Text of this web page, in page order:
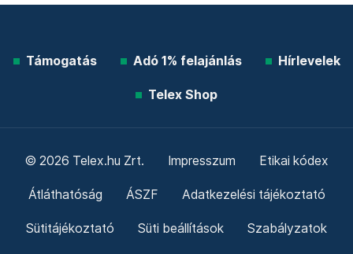
Támogatás Adó 1% felajánlás Hírlevelek
Telex Shop
© 2026 Telex.hu Zrt. Impresszum Etikai kódex
Átláthatóság ÁSZF Adatkezelési tájékoztató
Sütitájékoztató Süti beállítások Szabályzatok